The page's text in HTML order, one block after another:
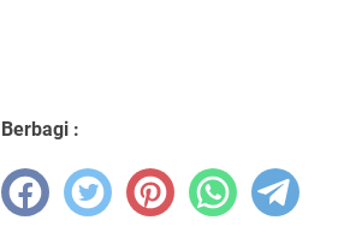
Berbagi :